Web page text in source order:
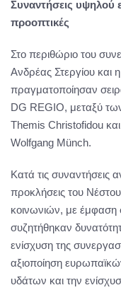
Συναντήσεις υψηλού
προοπτικές
Στο περιθώριο του
Ανδρέας Στεργίου και
πραγματοποίησαν
DG REGIO, μεταξύ
Themis Christofidou
Wolfgang Münch.
Κατά τις συναντήσεις
προκλήσεις του
κοινωνιών, με
συζητήθηκαν
ενίσχυση της
αξιοποίηση
υδάτων και την